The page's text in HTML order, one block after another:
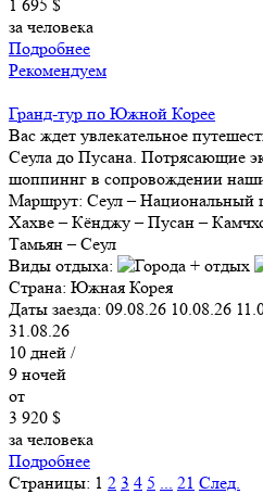
1 695 $
за человека
Подробнее
Рекомендуем
Гранд-тур по Южной Корее
Вас ждет увлекательное
Сеула до Пусана. Потрясающие
шоппиннг в сопровождении
Маршрут: Сеул – Национальный
Хахве – Кёнджу – Пусан –
Тамьян – Сеул
Виды отдыха:
Страна: Южная Корея
Даты заезда: 09.08.26 10.08.26
31.08.26
10 дней /
9 ночей
от
3 920 $
за человека
Подробнее
Страницы: 1 2 3 4 5 ... 21 След.